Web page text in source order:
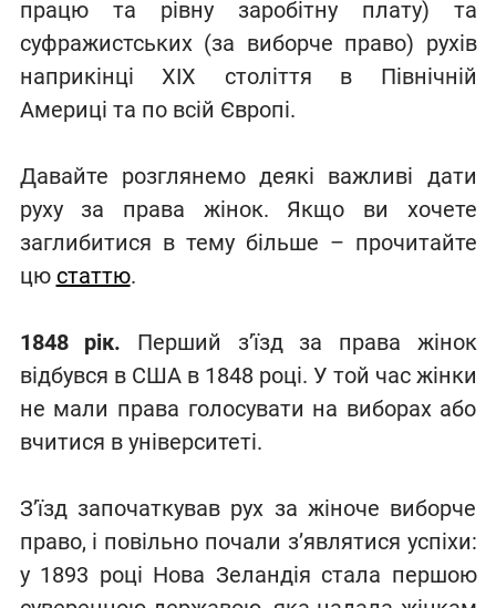
працю та рівну заробітну плату) та
суфражистських (за виборче право) рухів
наприкінці XIX століття в Північній
Америці та по всій Європі.
Давайте розглянемо деякі важливі дати
руху за права жінок. Якщо ви хочете
заглибитися в тему більше – прочитайте
цю статтю.
1848 рік. Перший з’їзд за права жінок
відбувся в США в 1848 році. У той час жінки
не мали права голосувати на виборах або
вчитися в університеті.
З’їзд започаткував рух за жіноче виборче
право, і повільно почали з’являтися успіхи:
у 1893 році Нова Зеландія стала першою